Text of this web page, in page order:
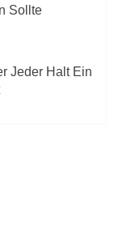
Sollte
Jeder Halt Ein